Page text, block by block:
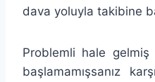
dava yoluyla takibine
Problemli hale gelmiş
başlamamışsanız